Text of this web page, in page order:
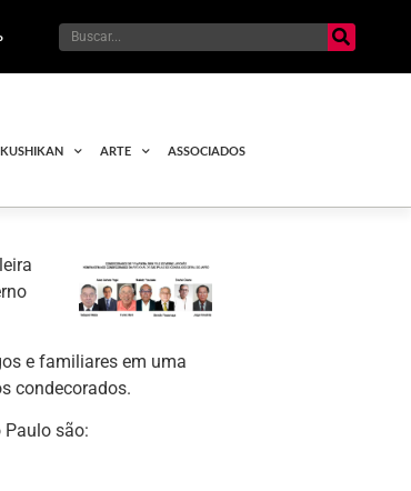
ARTE ASSOCIADOS
e familiares em uma
condecorados.
Paulo são: